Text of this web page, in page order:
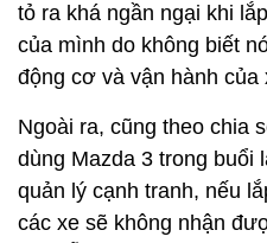
tỏ ra khá ngần ngại khi
của mình do không biết
động cơ và vận hành của
Ngoài ra, cũng theo chia
dùng Mazda 3 trong buổi
quản lý cạnh tranh, nếu
các xe sẽ không nhận